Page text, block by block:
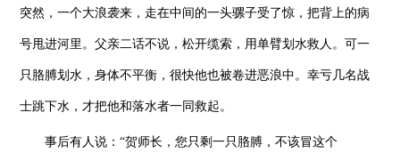
突然，一个大浪袭来，走在中间的一头骡子受了惊，把背上的病
号甩进河里。父亲二话不说，松开缆索，用单臂划水救人。可一
只胳膊划水，身体不平衡，很快他也被卷进恶浪中。幸亏几名战
士跳下水，才把他和落水者一同救起。
事后有人说：“贺师长，您只剩一只胳膊，不该冒这个